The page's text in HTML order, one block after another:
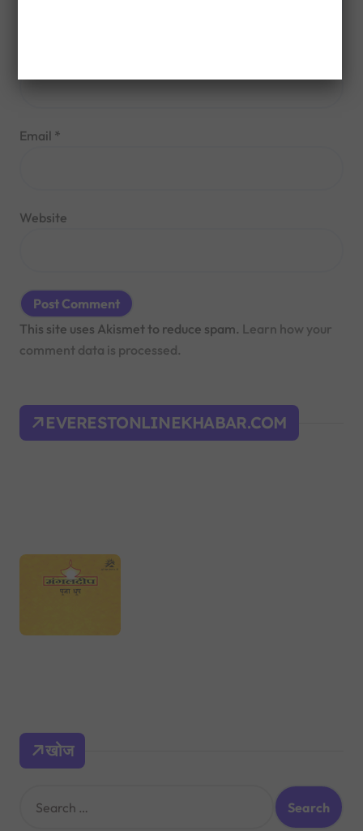
Email *
Website
This site uses Akismet to reduce spam. Learn how your
comment data is processed.
EVERESTONLINEKHABAR.COM
खोज